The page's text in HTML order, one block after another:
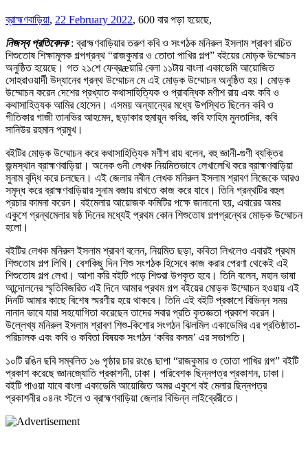
ব্রাহ্মণবাড়িয়া, 22 February 2022, 600 বার পড়া হয়েছে,
নিজস্ব প্রতিবেদক: ব্রাহ্মণবাড়িয়ার তরুণ কবি ও সংগঠক মনিরুল ইসলাম শ্রাবণ রচিত
শিশুতোষ শিক্ষামূলক গল্পগ্রন্থ “রাজকুমার ও তোতা পাখির গল্প” বইয়ের মোড়ক উম্মোচন
অনুষ্ঠিত হয়েছে। গত ২১শে ফেব্রæয়ারি বেলা ১১টায় বাংলা একাডেমি আয়োজিত
সোহরাওয়ার্দী উদ্যানের গ্রন্থ উম্মোচন মে এই মোড়ক উম্মোচন অনুষ্ঠিত হয়। মোড়ক
উম্মোচন করেন দেশের প্রখ্যাত কথাসাহিত্যিক ও প্রাবন্ধিক মণীশ রায় এবং কবি ও
কথাসাহিত্যক আমির হোসেন। এসময় অন্যান্যের মধ্যে উপস্থিত ছিলেন কবি ও
গীতিকার গাজী তানভির আহমেদ, ছড়াকার হুমায়ূন কবির, কবি ফাহিম মুনতাসির, কবি
সানিউর রহমান প্রমুখ।
বইটির মোড়ক উম্মোচন করে কথাসাহিত্যিক মণীশ রায় বলেন, বহু জ্ঞানী-গুণী ব্যক্তির
জন্মস্থান ব্রাহ্মণবাড়িয়া। অনেক গুনী লেখক নিয়মিতভাবে লেখালেখি করে ব্রাহ্মণবাড়িয়া
সুনাম বৃদ্ধি করে চলছেন। এই জেলার নবীন লেখক মনিরুল ইসলাম শ্রাবণ নিজেকে আরও
সমৃদ্ধ করে ব্রাহ্মণবাড়িয়ার সুনাম বজায় রাখতে কাজ করে যাবে। তিনি গ্রন্থটির বহুল
প্রচার কামনা করেন। বইমেলার আয়োজক কমিটির পক্ষে জানানো হয়, এবারের অমর
একুশে গ্রন্থমেলার ষষ্ঠ দিনের মধ্যেই প্রথম কোন শিশুতোষ গল্পগ্রন্থের মোড়ক উম্মোচন
হলো।
বইটির লেখক মনিরুল ইসলাম শ্রাবণ বলেন, নিয়মিত ছড়া, কবিতা লিখলেও এবারই প্রথম
শিশুতোষ গল্প লিখি। বেশকিছু দিন শিশু সংগঠক হিসেবে কাজ করার পেরণা থেকেই এই
শিশুতোষ গল্প লেখা। আশা করি বইটি পড়ে শিশুরা উপকৃত হবে। তিনি বলেন, মহান ভাষা
আন্দোলনের স্মৃতিবিজরিত এই দিনে আমার প্রথম গল্প বইয়ের মোড়ক উম্মোচন হওয়ায় এই
দিনটি আমার কাছে বিশেষ স্মরণীয় হয়ে থাকবে। তিনি এই বইটি প্রকাশে বিভিন্ন সময়
নানান ভাবে যারা সহযোগিতা করেছেন তাদের সবার প্রতি কৃতজ্ঞতা প্রকাশ করেন।
উল্লেখ্য মনিরুল ইসলাম শ্রাবণ শিশু-কিশোর সংগঠন ঝিলমিল একাডেমির এর প্রতিষ্ঠাতা-
পরিচালক এবং কবি ও কবিতা বিষয়ক সংগঠন ‘কবির কলম’ এর সভাপতি।
১০টি রঙিন ছবি সম্বলিত ১৬ পৃষ্ঠার চার রংঙে ছাপা “রাজকুমার ও তোতা পাখির গল্প” বইটি
প্রকাশ করেছে জ্ঞানজ্যোতি প্রকাশনী, ঢাকা। পরিবেশক ছিন্নপত্র প্রকাশন, ঢাকা।
বইটি পাওয়া যাবে বাংলা একাডেমি আয়োজিত অমর একুশে বই মেলার ছিন্নপত্র
প্রকাশনীর ০৪নং স্টলে ও ব্রাহ্মণবাড়িয়া জেলার বিভিন্ন লাইব্রেরীতে।